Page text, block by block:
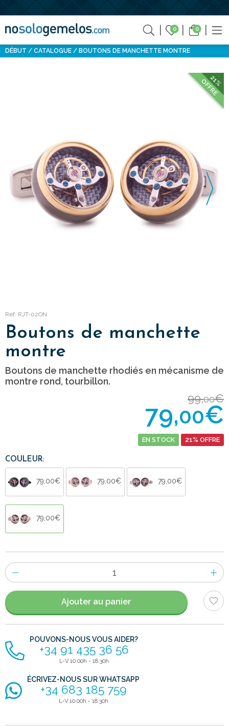
0 0
DÉBUT CATALOGUE BOUTONS DE MANCHETTE MONTRE
21%
OFFRE
Ref: RJT-02ON
Boutons de manchette
montre
Boutons de manchette rhodiés en mécanisme de
montre rond, tourbillon.
99,00€
79,00€
EN STOCK 21% OFFRE
COULEUR:
79,00€ 79,00€ 79,00€
79,00€
Nombre
d'items
Ajouter au panier
POUVONS-NOUS VOUS AIDER?
+34 91 435 36 56
L-V 10:00h - 18:30h
ÉCRIVEZ-NOUS SUR WHATSAPP
+34 683 185 759
L-V 10:00h - 18:30h